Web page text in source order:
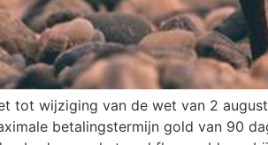
tot wijziging van de wet van 2
betalingstermijn gold van 90